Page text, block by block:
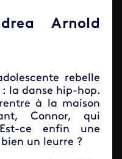
Arnold
rebelle
la danse hip-hop.
à la maison
Connor, qui
ce enfin une
un leurre ?